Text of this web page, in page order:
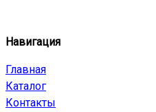
Навигация
Главная
Каталог
Контакты